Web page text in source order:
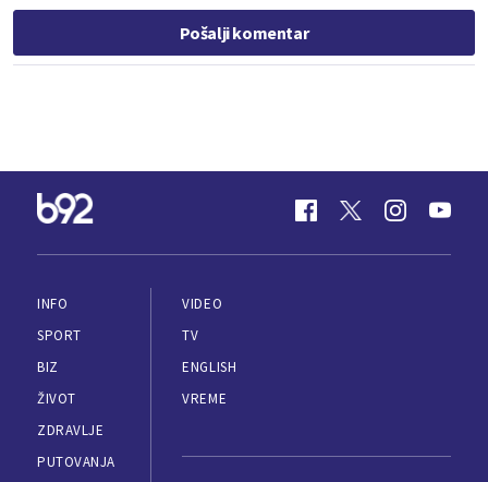
Pošalji komentar
INFO
SPORT
BIZ
ŽIVOT
ZDRAVLJE
PUTOVANJA
VIDEO
TV
ENGLISH
VREME